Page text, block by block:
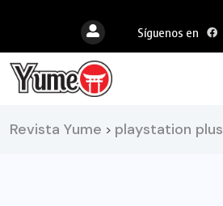
Síguenos en
Revista Yume > playstation plus